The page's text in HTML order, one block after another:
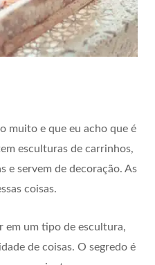
muito e que eu acho que é
esculturas de carrinhos,
e servem de decoração. As
coisas.
um tipo de escultura,
de coisas. O segredo é